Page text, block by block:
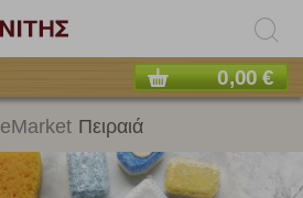
0,00 €
eMarket Πειραιά